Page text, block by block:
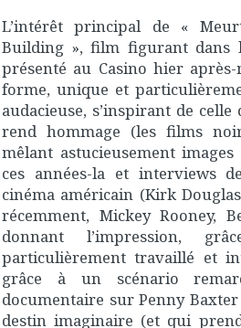
L’intérêt principal de «
Building », film figurant dans
présenté au Casino hier
forme, unique et
audacieuse, s’inspirant de
rend hommage (les films
mêlant astucieusement
ces années-la et interviews
cinéma américain (Kirk
récemment, Mickey Rooney,
donnant l’impression,
particulièrement travaillé et
grâce à un scénario
documentaire sur Penny
destin imaginaire (et qui